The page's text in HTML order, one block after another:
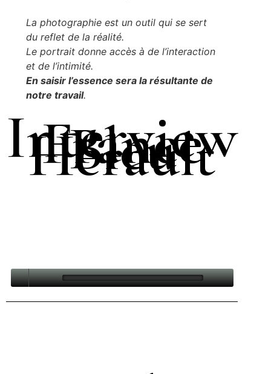
La photographie est un outil qui se sert
du reflet de la réalité.
Le portrait donne accès à de l’interaction
et de l’intimité.
En saisir l’essence sera la résultante de
notre travail.
Interview
France
Bleu
Hérault